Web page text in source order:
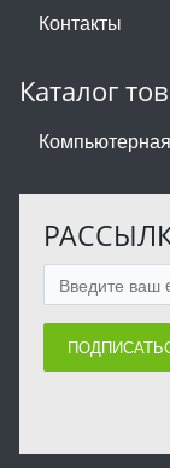
Контакты
Каталог